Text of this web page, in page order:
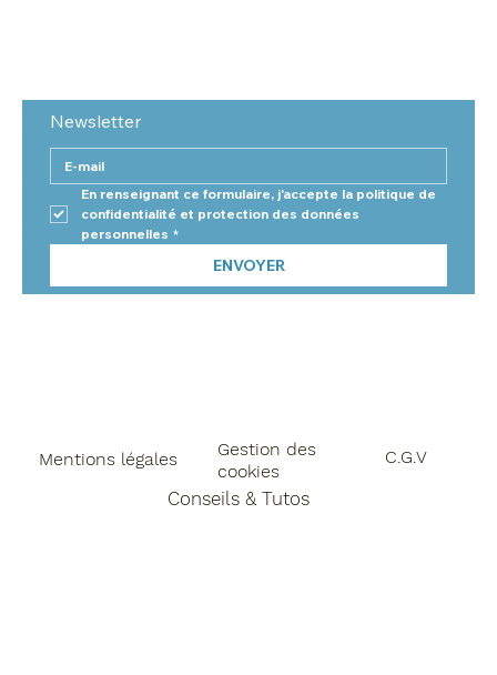
Newsletter
En renseignant ce formulaire, j'accepte la politique de
confidentialité et protection des données
personnelles *
ENVOYER
Mentions légales
Gestion des
cookies
C.G.V
Conseils & Tutos